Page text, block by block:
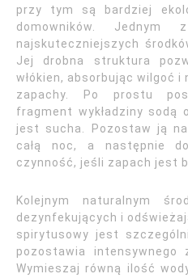
przy tym są bardziej
domowników. Jednym
najskuteczniejszych
Jej drobna struktura
włókien, absorbując wilgoć
zapachy. Po prostu
fragment wykładziny sodą
jest sucha. Pozostaw ją
całą noc, a następnie
czynność, jeśli zapach jest
Kolejnym naturalnym
dezynfekujących i
spirytusowy jest
pozostawia intensywnego
Wymieszaj równą ilość